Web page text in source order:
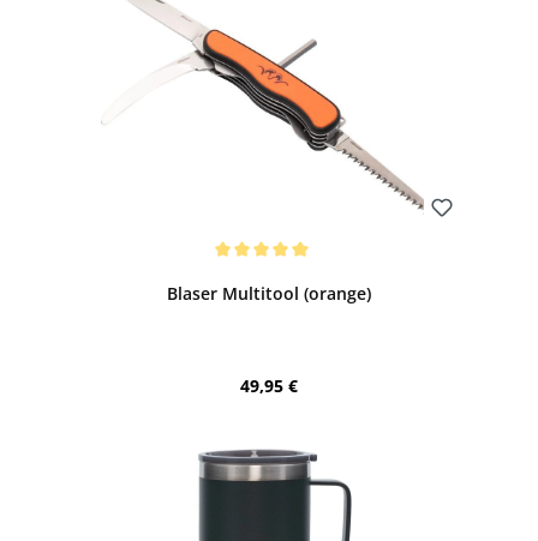
Blaser Multitool (orange)
Regulärer Preis:
49,95 €